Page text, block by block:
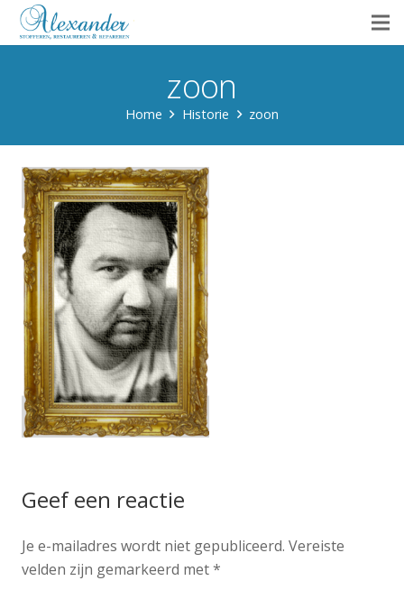
zoon
Home Historie zoon
Geef een reactie
Je e-mailadres wordt niet gepubliceerd. Vereiste
velden zijn gemarkeerd met*